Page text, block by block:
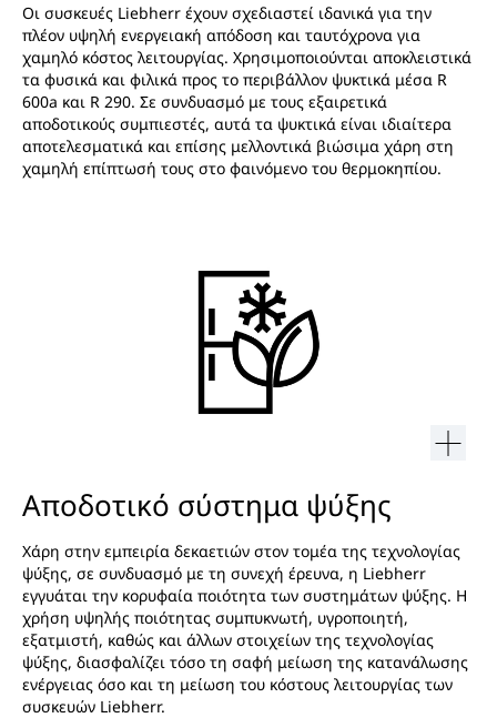
Οι συσκευές Liebherr έχουν σχεδιαστεί ιδανικά για την
πλέον υψηλή ενεργειακή απόδοση και ταυτόχρονα για
χαμηλό κόστος λειτουργίας. Χρησιμοποιούνται αποκλειστικά
τα φυσικά και φιλικά προς το περιβάλλον ψυκτικά μέσα R
600a και R 290. Σε συνδυασμό με τους εξαιρετικά
αποδοτικούς συμπιεστές, αυτά τα ψυκτικά είναι ιδιαίτερα
αποτελεσματικά και επίσης μελλοντικά βιώσιμα χάρη στη
χαμηλή επίπτωσή τους στο φαινόμενο του θερμοκηπίου.
Αποδοτικό σύστημα ψύξης
Χάρη στην εμπειρία δεκαετιών στον τομέα της τεχνολογίας
ψύξης, σε συνδυασμό με τη συνεχή έρευνα, η Liebherr
εγγυάται την κορυφαία ποιότητα των συστημάτων ψύξης. Η
χρήση υψηλής ποιότητας συμπυκνωτή, υγροποιητή,
εξατμιστή, καθώς και άλλων στοιχείων της τεχνολογίας
ψύξης, διασφαλίζει τόσο τη σαφή μείωση της κατανάλωσης
ενέργειας όσο και τη μείωση του κόστους λειτουργίας των
συσκευών Liebherr.